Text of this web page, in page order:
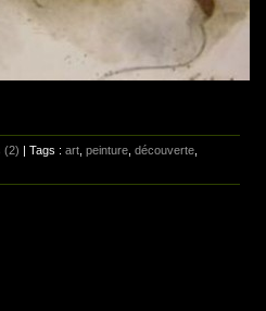
(2) | Tags : art peinture découverte